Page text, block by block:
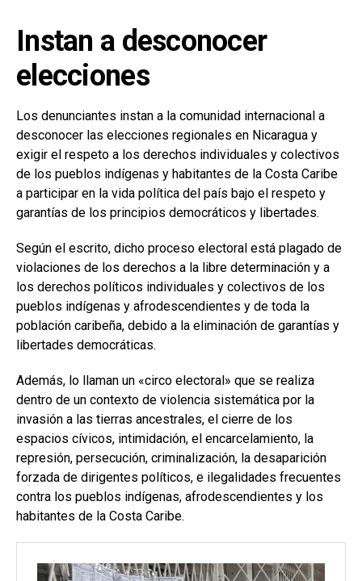
Instan a desconocer
elecciones
Los denunciantes instan a la comunidad internacional a
desconocer las elecciones regionales en Nicaragua y
exigir el respeto a los derechos individuales y colectivos
de los pueblos indígenas y habitantes de la Costa Caribe
a participar en la vida política del país bajo el respeto y
garantías de los principios democráticos y libertades.
Según el escrito, dicho proceso electoral está plagado de
violaciones de los derechos a la libre determinación y a
los derechos políticos individuales y colectivos de los
pueblos indígenas y afrodescendientes y de toda la
población caribeña, debido a la eliminación de garantías y
libertades democráticas.
Además, lo llaman un «circo electoral» que se realiza
dentro de un contexto de violencia sistemática por la
invasión a las tierras ancestrales, el cierre de los
espacios cívicos, intimidación, el encarcelamiento, la
represión, persecución, criminalización, la desaparición
forzada de dirigentes políticos, e ilegalidades frecuentes
contra los pueblos indígenas, afrodescendientes y los
habitantes de la Costa Caribe.